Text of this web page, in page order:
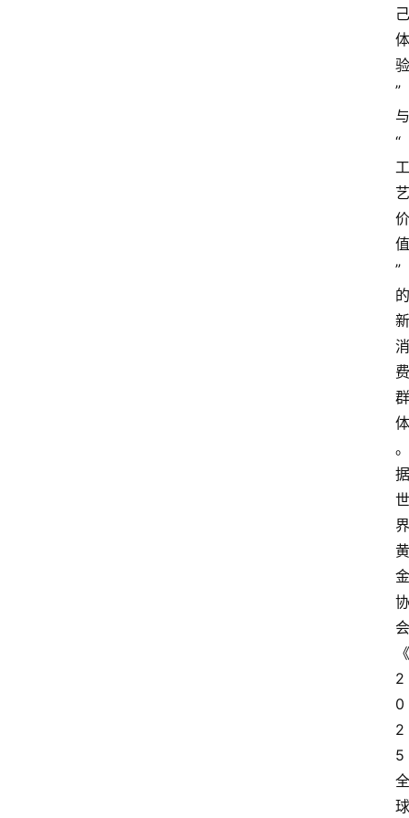
己
体
验
”
与
“
工
艺
价
值
”
的
新
消
费
群
体
。
据
世
界
黄
金
协
会
《
2
0
2
5
全
球